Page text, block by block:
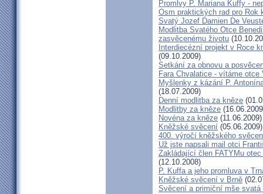
Promlvy P. Mariana Kuffy -
Osm praktických rad pro Rok
Svatý Jozef Damien De
Modlitba Svatého Otce
zasvěcenému životu
Interdiecézní projekt v Roce
(09.10.2009)
Setkání za obnovu a
Fara Chvalatice - vítáme otce
Myšlenky z kázání P.
(18.07.2009)
Denní modlitba za kněze
Modlitby za kněze
Novéna za kněze (11.06.2009)
Kněžské svěcení (05.06.2009)
400. výročí kněžského
Už jste napsali mail otci
Zakládající člen FATYMu
(12.10.2008)
P. Kuffa a jeho promluva v
Kněžské svěcení v Brně
Svěcení a primiční mše